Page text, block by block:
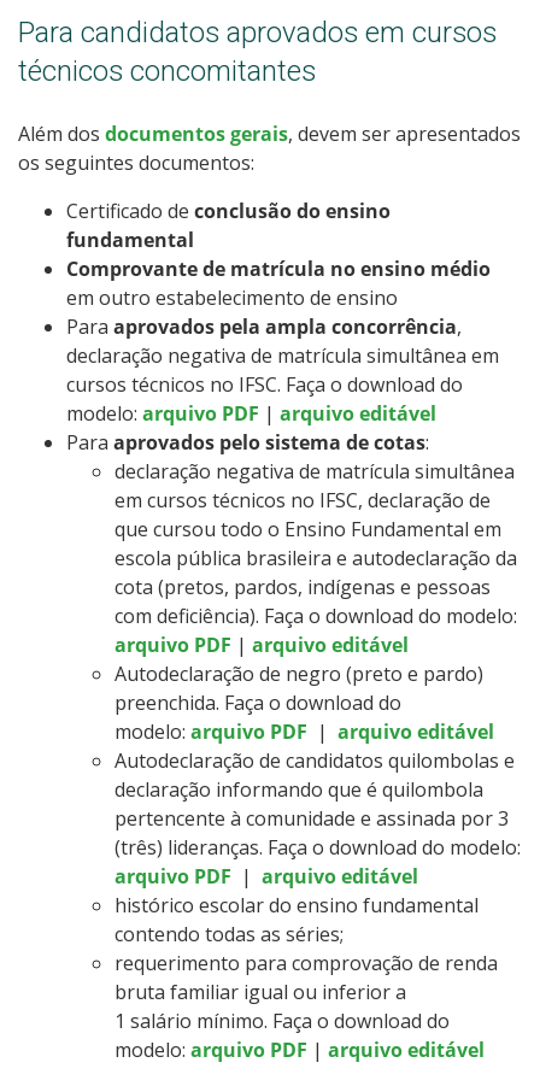
Para candidatos aprovados em cursos
técnicos concomitantes
Além dos documentos gerais, devem ser apresentados
os seguintes documentos:
Certificado de conclusão do ensino
fundamental
Comprovante de matrícula no ensino médio
em outro estabelecimento de ensino
Para aprovados pela ampla concorrência,
declaração negativa de matrícula simultânea em
cursos técnicos no IFSC. Faça o download do
modelo: arquivo PDF | arquivo editável
Para aprovados pelo sistema de cotas:
declaração negativa de matrícula simultânea
em cursos técnicos no IFSC, declaração de
que cursou todo o Ensino Fundamental em
escola pública brasileira e autodeclaração da
cota (pretos, pardos, indígenas e pessoas
com deficiência). Faça o download do modelo:
arquivo PDF | arquivo editável
Autodeclaração de negro (preto e pardo)
preenchida. Faça o download do
modelo: arquivo PDF | arquivo editável
Autodeclaração de candidatos quilombolas e
declaração informando que é quilombola
pertencente à comunidade e assinada por 3
(três) lideranças. Faça o download do modelo:
arquivo PDF | arquivo editável
histórico escolar do ensino fundamental
contendo todas as séries;
requerimento para comprovação de renda
bruta familiar igual ou inferior a
1 salário mínimo. Faça o download do
modelo: arquivo PDF | arquivo editável